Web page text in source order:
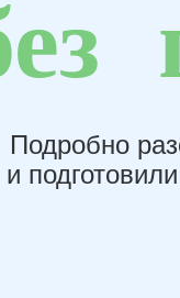
Подробно
и